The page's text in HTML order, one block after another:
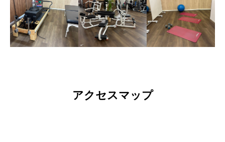
アクセスマップ